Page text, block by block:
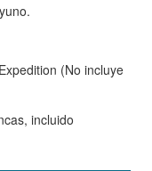
(No incluye
incluido